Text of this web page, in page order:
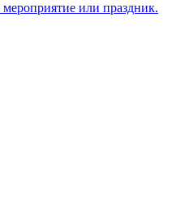
или праздник.